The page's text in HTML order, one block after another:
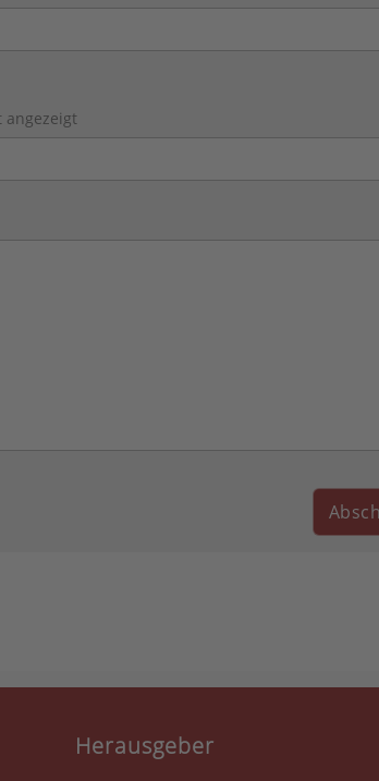
Herausgeber